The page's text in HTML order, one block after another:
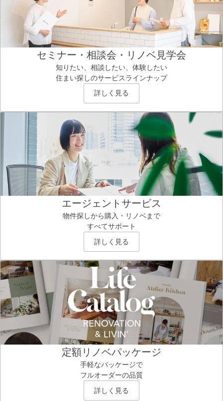
セミナー・相談会・リノベ見学会
知りたい、相談したい、体験したい
住まい探しのサービスラインナップ
詳しく見る
エージェントサービス
物件探しから購入・リノベまで
すべてサポート
詳しく見る
定額リノベパッケージ
手軽なパッケージで
フルオーダーの品質
詳しく見る